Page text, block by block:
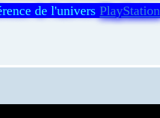
de l'universPlayStation